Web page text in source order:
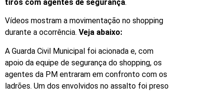
tiros com agentes de segurança.
Vídeos mostram a movimentação no shopping
durante a ocorrência. Veja abaixo:
A Guarda Civil Municipal foi acionada e, com
apoio da equipe de segurança do shopping, os
agentes da PM entraram em confronto com os
ladrões. Um dos envolvidos no assalto foi preso